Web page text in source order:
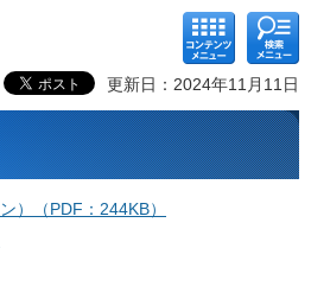
コンテ
ンツメ
ニュー
検索メ
ニュー
更新日：2024年11月11日
）（PDF：244KB）